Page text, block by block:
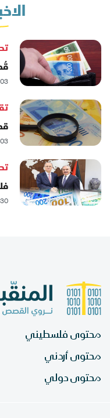
محتوى فلسطيني
محتوى أردني
محتوى دولي